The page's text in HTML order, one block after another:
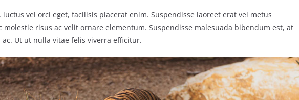
vel orci eget, facilisis placerat enim. Suspendisse laoreet erat vel metus
molestie risus ac velit ornare elementum. Suspendisse malesuada bibendum est, at
Ut ut nulla vitae felis viverra efficitur.